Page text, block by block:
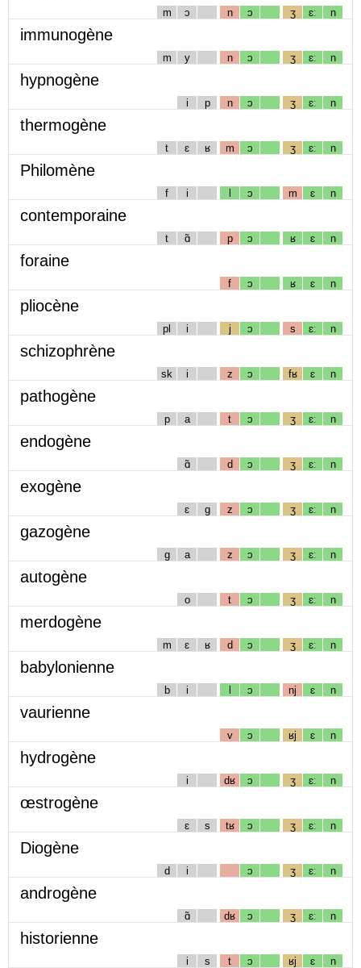
m ɔ n ɔ ʒ ɛː n
immunogène
m y n ɔ ʒ ɛː n
hypnogène
i p n ɔ ʒ ɛː n
thermogène
t ɛ ʁ m ɔ ʒ ɛː n
Philomène
f i l ɔ m ɛ n
contemporaine
t ɑ̃ p ɔ ʁ ɛ n
foraine
f ɔ ʁ ɛ n
pliocène
pl i j ɔ s ɛː n
schizophrène
sk i z ɔ fʁ ɛ n
pathogène
p a t ɔ ʒ ɛː n
endogène
ɑ̃ d ɔ ʒ ɛː n
exogène
ɛ g z ɔ ʒ ɛː n
gazogène
g a z ɔ ʒ ɛː n
autogène
o t ɔ ʒ ɛː n
merdogène
m ɛ ʁ d ɔ ʒ ɛː n
babylonienne
b i l ɔ nj ɛ n
vaurienne
v ɔ ʁj ɛ n
hydrogène
i dʁ ɔ ʒ ɛː n
œstrogène
ɛ s tʁ ɔ ʒ ɛː n
Diogène
d i ɔ ʒ ɛː n
androgène
ɑ̃ dʁ ɔ ʒ ɛː n
historienne
i s t ɔ ʁj ɛ n